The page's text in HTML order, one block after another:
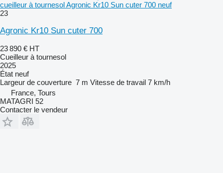
cueilleur à tournesol Agronic Kr10 Sun cuter 700 neuf
23
Agronic Kr10 Sun cuter 700
23 890 € HT
Cueilleur à tournesol
2025
État neuf
Largeur de couverture 7 m Vitesse de travail 7 km/h
France, Tours
MATAGRI 52
Contacter le vendeur